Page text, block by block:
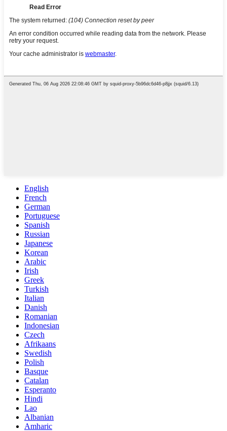
English
French
German
Portuguese
Spanish
Russian
Japanese
Korean
Arabic
Irish
Greek
Turkish
Italian
Danish
Romanian
Indonesian
Czech
Afrikaans
Swedish
Polish
Basque
Catalan
Esperanto
Hindi
Lao
Albanian
Amharic